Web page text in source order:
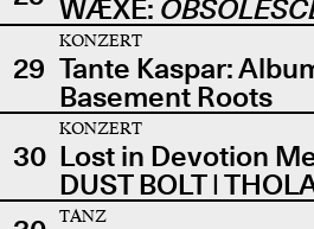
WÆXE:
29
KONZERT
Tante Kaspar:
Basement Roots
30
KONZERT
Lost in Devotion
DUST BOLT |
TANZ